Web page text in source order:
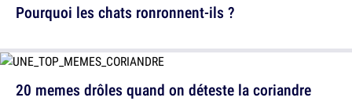
Pourquoi les chats ronronnent-ils ?
20 memes drôles quand on déteste la coriandre